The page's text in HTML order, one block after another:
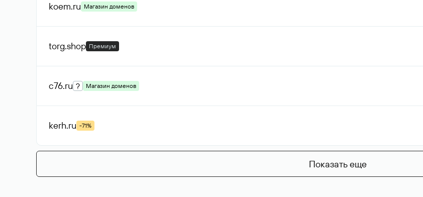
koem.ru Магазин доменов
torg.shop Премиум
c76.ru ? Магазин доменов
kerh.ru -71%
Показать еще